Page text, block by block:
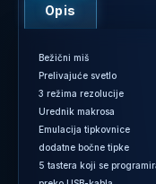
Opis
Prelivajuće svetlo
3
Urednik makrosa
dodatne bočne tipke
5 tastera koji